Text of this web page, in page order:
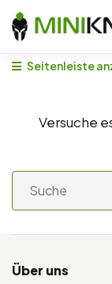
Seitenleiste
Versuche
Über uns